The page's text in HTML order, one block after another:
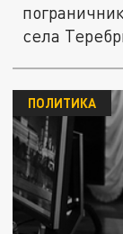
села
ПОЛИТИКА